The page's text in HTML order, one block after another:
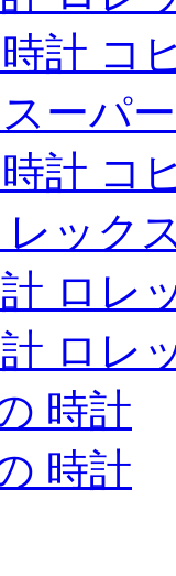
計 コ
ーパ
計 コ
ック
ロレ
ロレ
時計
時計